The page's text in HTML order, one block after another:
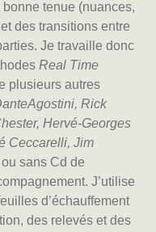
tenue (nuances,
des transitions entre
Je travaille donc
Real Time
plusieurs autres
Rick
Hervé-Georges
Ceccarelli, Jim
sans Cd de
J’utilise
d’échauffement
des relevés et des